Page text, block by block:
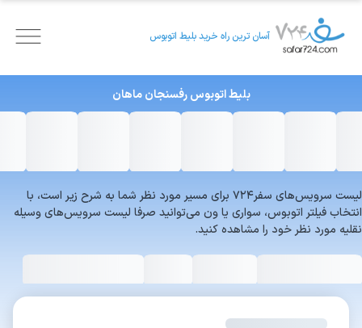
آسان ترین راه خرید بلیط اتوبوس
بلیط اتوبوس رفسنجان ماهان
لیست سرویس‌های سفر۷۲۴ برای مسیر مورد نظر شما به شرح زیر است، با
انتخاب فیلتر اتوبوس، سواری یا ون می‌توانید صرفا لیست سرویس‌های وسیله
نقلیه مورد نظر خود را مشاهده کنید.